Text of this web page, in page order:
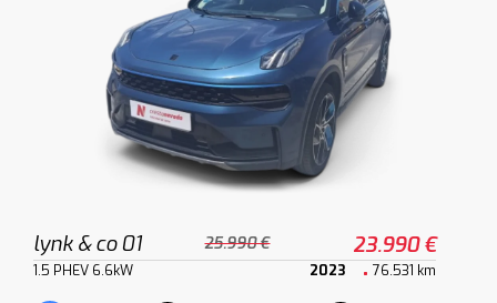
lynk & co 01 25.990 € 23.990 €
1.5 PHEV 6.6kW 2023 76.531 km